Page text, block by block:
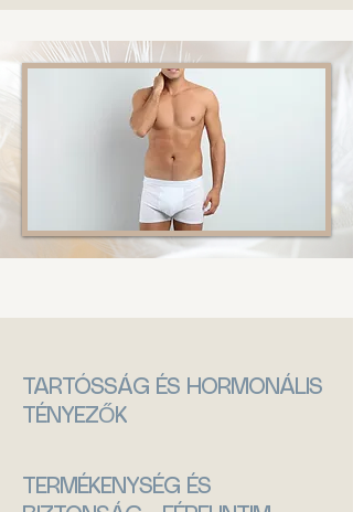
TARTÓSSÁG ÉS HORMONÁLIS
TÉNYEZŐK
TERMÉKENYSÉG ÉS